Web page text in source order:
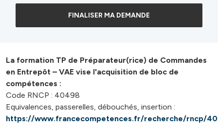
FINALISER MA DEMANDE
La formation TP de Préparateur(rice) de Commandes
en Entrepôt – VAE vise l'acquisition de bloc de
compétences :
Code RNCP : 40498
Equivalences, passerelles, débouchés, insertion :
https://www.francecompetences.fr/recherche/rncp/